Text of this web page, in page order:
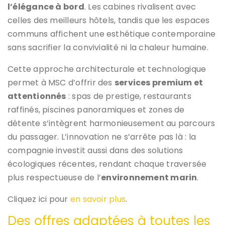
l’élégance à bord. Les cabines rivalisent avec
celles des meilleurs hôtels, tandis que les espaces
communs affichent une esthétique contemporaine
sans sacrifier la convivialité ni la chaleur humaine.
Cette approche architecturale et technologique
permet à MSC d’offrir des services premium et
attentionnés : spas de prestige, restaurants
raffinés, piscines panoramiques et zones de
détente s’intègrent harmonieusement au parcours
du passager. L’innovation ne s’arrête pas là : la
compagnie investit aussi dans des solutions
écologiques récentes, rendant chaque traversée
plus respectueuse de l’environnement marin.
Cliquez ici pour en savoir plus.
Des offres adaptées à toutes les